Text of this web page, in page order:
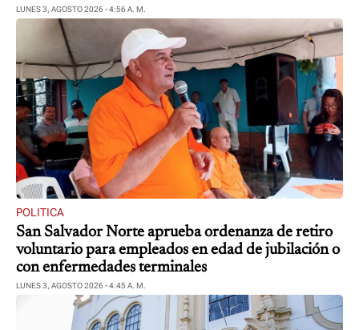
LUNES 3, AGOSTO 2026 - 4:56 A. M.
POLITICA
San Salvador Norte aprueba ordenanza de retiro
voluntario para empleados en edad de jubilación o
con enfermedades terminales
LUNES 3, AGOSTO 2026 - 4:45 A. M.